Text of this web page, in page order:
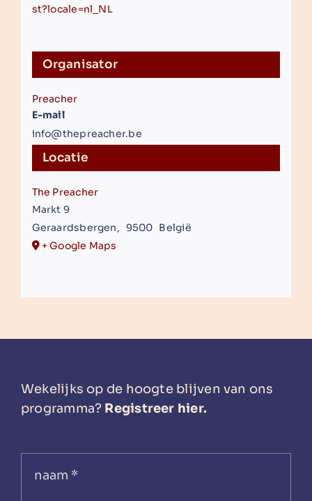
st?locale=nl_NL
Locatie
The Preacher
Markt 9
Geraardsbergen, 9500 België
+ Google Maps
Organisator
Preacher
E-mail
info@thepreacher.be
Wekelijks op de hoogte blijven van ons
programma? Registreer hier.